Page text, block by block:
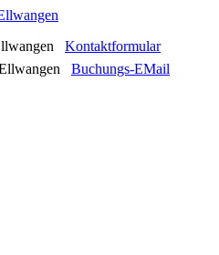
Kontaktformular
Buchungs-EMail